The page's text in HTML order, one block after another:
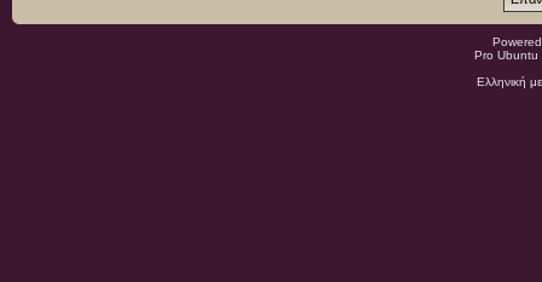
Pro
Ελληνική